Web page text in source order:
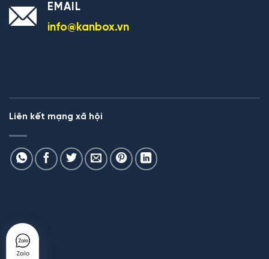
Zalo
EMAIL
info@kanbox.vn
Liên kết mạng xã hội